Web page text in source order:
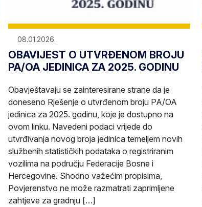
08.01.2026.
OBAVIJEST O UTVRĐENOM BROJU
PA/OA JEDINICA ZA 2025. GODINU
Obavještavaju se zainteresirane strane da je
doneseno Rješenje o utvrđenom broju PA/OA
jedinica za 2025. godinu, koje je dostupno na
ovom linku. Navedeni podaci vrijede do
utvrđivanja novog broja jedinica temeljem novih
službenih statističkih podataka o registriranim
vozilima na području Federacije Bosne i
Hercegovine. Shodno važećim propisima,
Povjerenstvo ne može razmatrati zaprimljene
zahtjeve za gradnju […]